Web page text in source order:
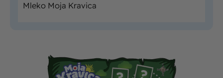
Mleko Moja Kravica